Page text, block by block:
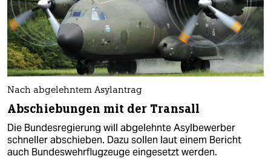
Nach abgelehntem Asylantrag
Abschiebungen mit der Transall
Die Bundesregierung will abgelehnte Asylbewerber
schneller abschieben. Dazu sollen laut einem Bericht
auch Bundeswehrflugzeuge eingesetzt werden.